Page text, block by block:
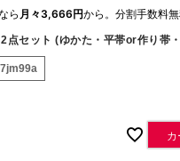
ら 月々3,666円から。分割手数料
点セット (ゆかた・平帯or作り帯
カ